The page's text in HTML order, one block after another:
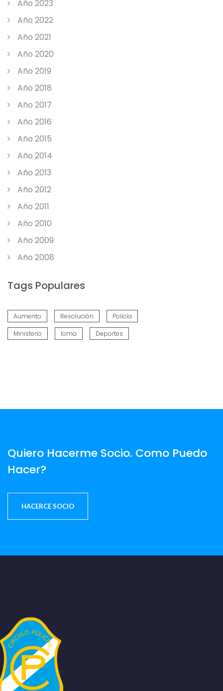
Año 2023
Año 2022
Año 2021
Año 2020
Año 2019
Año 2018
Año 2017
Año 2016
Año 2015
Año 2014
Año 2013
Año 2012
Año 2011
Año 2010
Año 2009
Año 2008
Tags Populares
Aumento Resolución Policía
Ministerio Ioma Deportes
Quiero Hacerme Socio. Como Puedo
Hacer?
HACERCE SOCIO